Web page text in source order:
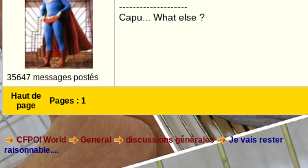
35647 messages postés
--------------------
Capu... What else ?
Haut de
page
Pages : 1
CFPOI World General discussions générales
Je vais rester
raisonnable....